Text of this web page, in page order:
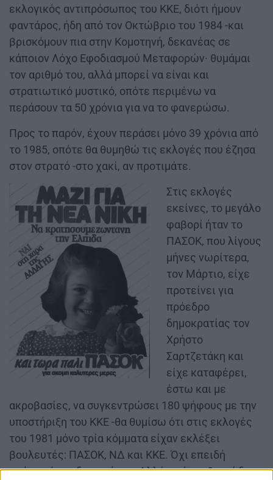
εκλογικός αντιπρόσωπος του ΚΚΕ, διότι ήμουν
φαντάρος, ήδη από τον Οκτώβριο του 1984 -και
βρισκόμουν πια στην Κομοτηνή, δεκανέας σε
κάποιον Λόχο Εφοδιασμού Μεταφορών· θυμάμαι
τον αριθμό του, αλλά μπορεί να είναι και
στρατιωτικό μυστικό, οπότε περιμένω να
περάσουν τα 50 χρόνια για να το φανερώσω.
Προς το παρόν, έχουν περάσει μόνο 39 χρόνια από
το 1985, οπότε θα θυμηθώ τις εκλογές που έζησα
στον στρατό -στο χακί, αν προτιμάτε.
Στις εκλογές
εκείνες, το μεγάλο
φαβορί ήταν το
ΠΑΣΟΚ, που λίγους
μήνες νωρίτερα,
τον Μάρτιο, είχε
προτείνει για
πρόεδρο
δημοκρατίας τον
Χρήστο
Σαρτζετάκη και
είχε καταφέρει,
έστω και με
ακροβασίες, να συγκεντρώσει 180 ψήφους με την
υποστήριξη του ΚΚΕ -θα θυμίσω ότι στις εκλογές
του 1981 μόνο τρία κόμματα είχαν εκλέξει
βουλευτές: ΠΑΣΟΚ, ΝΔ και ΚΚΕ. Όχι επειδή
υπήρχε όριο -δεν υπήρχε. Αλλά με έναν θηριώδη